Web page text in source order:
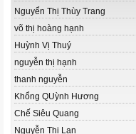
Nguyển Thị Thùy Trang
võ thị hoàng hạnh
Huỳnh Vị Thuý
nguyễn thị hạnh
thanh nguyễn
Khổng QUỳnh Hương
Chế Siêu Quang
Nguyễn Thị Lan